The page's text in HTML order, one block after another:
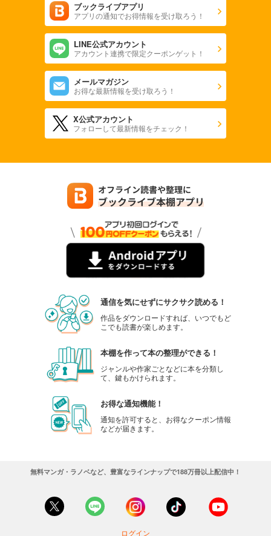
ブックライブアプリ
アプリの通知でお得情報を受け取ろう！
LINE公式アカウント
アカウント連携で限定クーポンゲット！
メールマガジン
お得な最新情報を受け取ろう！
X公式アカウント
フォローして最新情報をチェック！
通信を気にせずにサクサク読める！
作品をダウンロードすれば、いつでもど
こでも読書が楽しめます。
本棚を作って本の整理ができる！
ジャンルや作家ごとなどに本を分類し
て、鍵もかけられます。
お得な通知機能！
通知を許可すると、お得なクーポン情報
などが届きます。
無料マンガ・ラノベなど、豊富なラインナップで188万冊以上配信中！
ログイン